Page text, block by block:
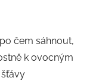
čem sáhnout,
k ovocným